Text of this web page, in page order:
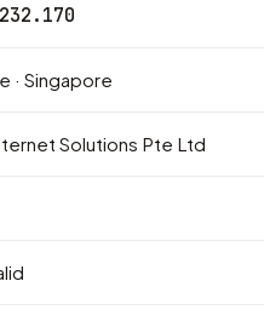
· Singapore
Solutions Pte Ltd